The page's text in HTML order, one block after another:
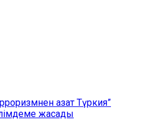
азат Түркия”
жасады